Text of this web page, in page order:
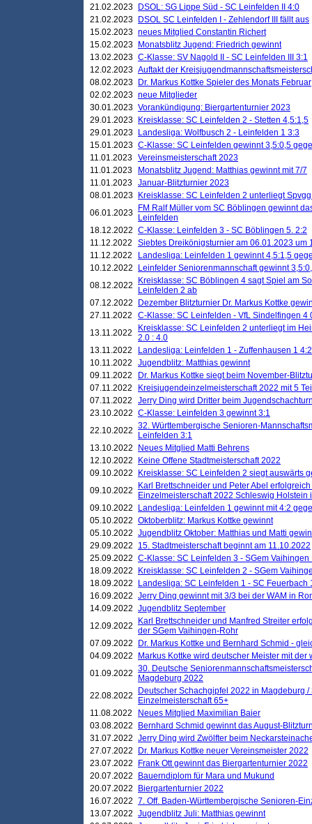
21.02.2023
DSOL: SG Lippe Süd - SC Leinfelden II 4:0
21.02.2023
DSOL SC Leinfelden I - Zehlendorf III fällt aus
15.02.2023 neues Mitglied Constantin Richert
15.02.2023
Monatsblitz Jugend: Friedrich gewinnt
13.02.2023 C-Klasse: SV Nagold II - SC Leinfelden III 3:1
12.02.2023 Auftakt der
08.02.2023
Dr. Markus Kottke Spieler des Monats Februar
02.02.2023 neue Mitglieder
30.01.2023 Vorankündigung: Biergartenturnier 2023
29.01.2023
Kreisklasse: SC Leinfelden 2 - Stetten 4,5:1,5
29.01.2023
Landesliga: Wolfbusch 2 - Leinfelden 1 3:3
15.01.2023 C-Klasse: SC Leinfelden gewinnt 3,5:0,5
11.01.2023 Vereinsmeisterschaft 2023
11.01.2023
Monatsblitz Jugend: Matthias gewinnt mit 7/7
11.01.2023 Januar-Blitzturnier 2023
08.01.2023
Kreisklasse: SC Leinfelden 2 unterliegt
06.01.2023
FM Ralf Müller vom SC Böblingen gewinnt
Leinfelden
18.12.2022 C-Klasse: Leinfelden 3 - SC Böblingen 5. 2:2
11.12.2022
Siebtes Dreikönigsturnier am 06.01.2023 um
11.12.2022
Landesliga: Leinfelden 1 gewinnt 4,5:1,5
10.12.2022
Leinfelder Seniorenmannschaft gewinnt
08.12.2022
Kreisklasse: SC Böblingen 4 sagt Spiel am
Leinfelden 2 ab
07.12.2022
Dezember Blitzturnier Dr. Markus Kottke
27.11.2022
C-Klasse: SC Leinfelden - VfL Sindelfingen 4
13.11.2022
Kreisklasse: SC Leinfelden 2 unterliegt im
2.0 : 4.0
13.11.2022
Landesliga: Leinfelden 1 - Zuffenhausen 1 4:2
10.11.2022
Jugendblitz: Matthias gewinnt
09.11.2022
Dr. Markus Kottke siegt beim November-
07.11.2022
Kreisjugendeinzelmeisterschaft 2022 mit 5
07.11.2022
Jerry Ding wird Dritter beim
23.10.2022 C-Klasse: Leinfelden 3 gewinnt 3:1
22.10.2022 32. Württembergische Senioren-
Leinfelden 3:1
13.10.2022
Neues Mitglied Matti Behrens
12.10.2022
Keine Offene Stadtmeisterschaft 2022
09.10.2022
Kreisklasse: SC Leinfelden 2 siegt auswärts
09.10.2022
Karl Brettschneider und Peter Abel
Einzelmeisterschaft 2022 Schleswig Holstein
09.10.2022
Landesliga: Leinfelden 1 gewinnt mit 4:2
05.10.2022 Oktoberblitz: Markus Kottke gewinnt
05.10.2022 Jugendblitz Oktober: Matthias und Matti
29.09.2022
15. Stadtmeisterschaft beginnt am 11.10.2022
25.09.2022 C-Klasse: SC Leinfelden 3 - SGem Vaihingen
18.09.2022
Kreisklasse: SC Leinfelden 2 - SGem
18.09.2022
Landesliga: SC Leinfelden 1 - SC Feuerbach
16.09.2022 Jerry Ding gewinnt mit 3/3 bei der WAM in
14.09.2022 Jugendblitz September
12.09.2022
Karl Brettschneider und Manfred Streiter
der SGem Vaihingen-Rohr
07.09.2022
Dr. Markus Kottke und Bernhard Schmid -
04.09.2022
Markus Kottke wird deutscher Meister mit
01.09.2022 30. Deutsche
Magdeburg 2022
22.08.2022
Deutscher Schachgipfel 2022 in Magdeburg
Einzelmeisterschaft 65+
11.08.2022
Neues Mitglied Maximilian Baier
03.08.2022
Bernhard Schmid gewinnt das August-
31.07.2022 Jerry Ding wird Zwölfter beim
27.07.2022
Dr. Markus Kottke neuer Vereinsmeister 2022
23.07.2022
Frank Ott gewinnt das Biergartenturnier 2022
20.07.2022
Bauerndiplom für Mara und Mukund
20.07.2022
Biergartenturnier 2022
16.07.2022 7. Off. Baden-Württembergische Senioren-
13.07.2022 Jugendblitz Juli: Matthias gewinnt